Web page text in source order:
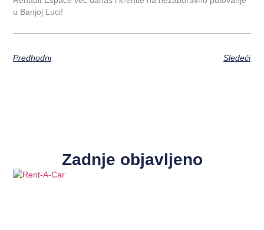
u Banjoj Luci!
Predhodni Sledeći
Zadnje objavljeno